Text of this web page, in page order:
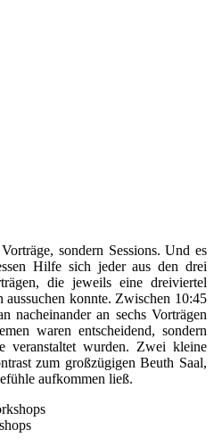
sondern Sessions. Und es
Hilfe sich jeder aus den drei
die jeweils eine dreiviertel
aussuchen konnte. Zwischen 10:45
nacheinander an sechs Vorträgen
waren entscheidend, sondern
veranstaltet wurden. Zwei kleine
zum großzügigen Beuth Saal,
aufkommen ließ.